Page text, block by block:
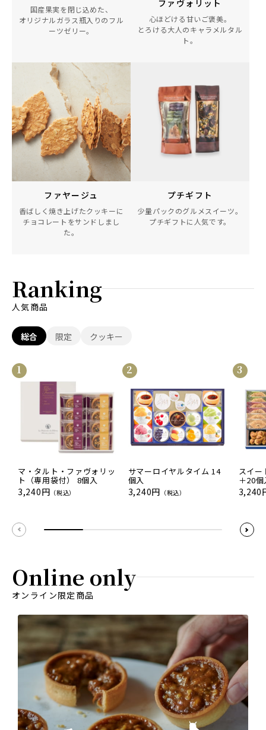
国産果実を閉じ込めた、
オリジナルガラス瓶入りのフル
ーツゼリー。
ファヴォリット
心ほどける甘いご褒美。
とろける大人のキャラメルタル
ト。
ファヤージュ
香ばしく焼き上げたクッキーに
チョコレートをサンドしまし
た。
プチギフト
少量パックのグルメスイーツ。
プチギフトに人気です。
Ranking
人気商品
総合 限定 クッキー
1
マ・タルト・ファヴォリッ
ト（専用袋付） 8個入
3,240円 （税込）
2
サマーロイヤルタイム 14
個入
3,240円 （税込）
3
スイ
＋20個
3,240
Online only
オンライン限定商品